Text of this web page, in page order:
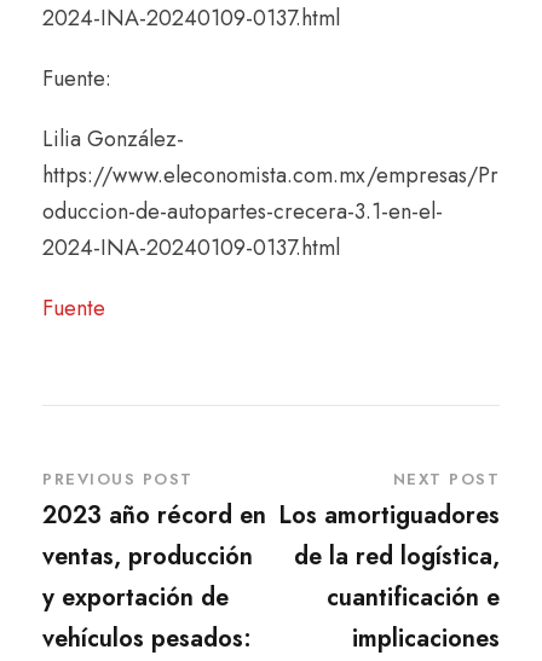
2024-INA-20240109-0137.html
Fuente:
Lilia González-
https://www.eleconomista.com.mx/empresas/Pr
oduccion-de-autopartes-crecera-3.1-en-el-
2024-INA-20240109-0137.html
Fuente
PREVIOUS POST
2023 año récord en
ventas, producción
y exportación de
vehículos pesados:
NEXT POST
Los amortiguadores
de la red logística,
cuantificación e
implicaciones